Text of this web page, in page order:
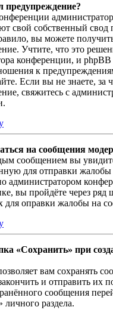
предупреждение?
свой собственный
вы можете
Учтите, что это
конференции, и
к
Если вы не знаете, за
свяжитесь с
на сообщения
сообщением вы
для отправки жалобы
администратором
вы пройдёте через ряд
для оправки жалобы на
«Сохранить» при
вам сохранять
и отправить их
сообщения
личного раздела.